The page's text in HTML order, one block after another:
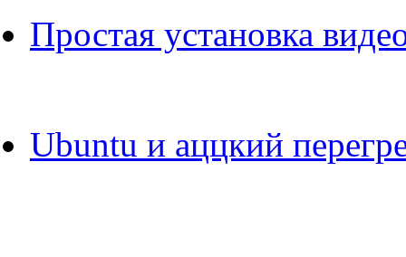
Простая установка
Ubuntu и аццкий